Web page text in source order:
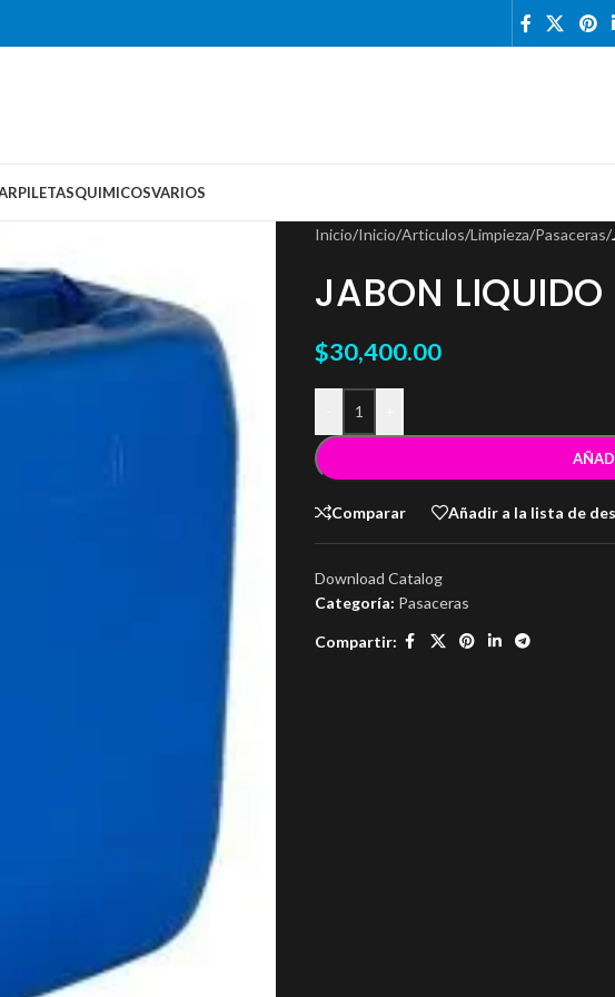
PILETASQUIMICOSVARIOS
Inicio/Inicio/Articulos/Limpieza/Pasaceras/
JABON LIQUIDO
$30,400.00
Comparar Añadir a la lista de
Download Catalog
Categoría: Pasaceras
Compartir: